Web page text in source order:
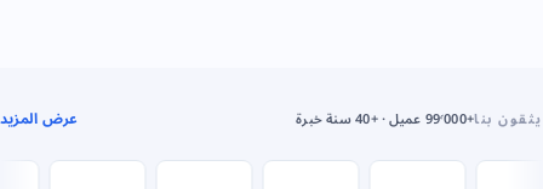
يثقون بنا+99٬000 عميل · +40 سنة خبرة عرض المزيد